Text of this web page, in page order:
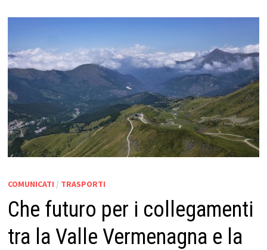
COMUNICATI / TRASPORTI
Che futuro per i collegamenti
tra la Valle Vermenagna e la